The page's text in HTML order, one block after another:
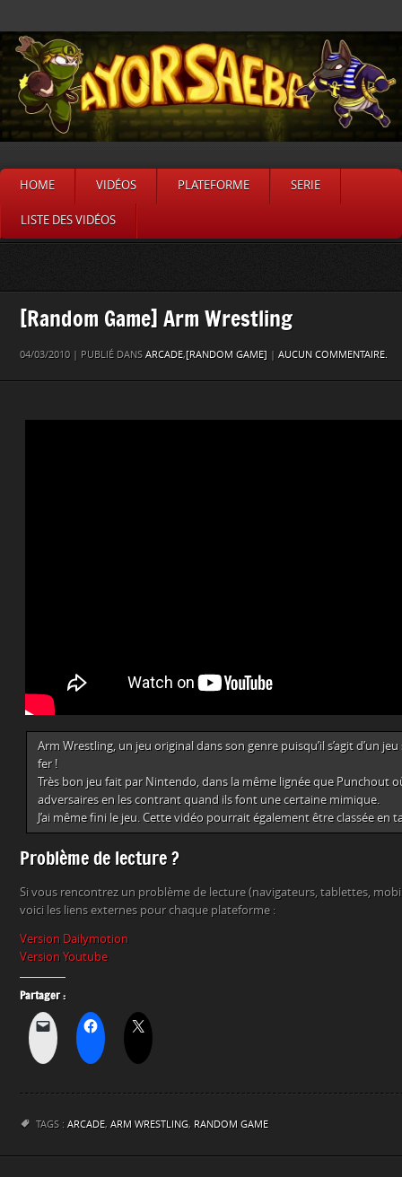
HOME VIDÉOS PLATEFORME SERIE
LISTE DES VIDÉOS
[Random Game] Arm Wrestling
04/03/2010 | PUBLIÉ DANS ARCADE,[RANDOM GAME] AUCUN COMMENTAIRE.
Arm Wrestling, un jeu original dans son genre puisqu’il s’agit d’un
fer !
Très bon jeu fait par Nintendo, dans la même lignée que Punchout
adversaires en les contrant quand ils font une certaine mimique.
J’ai même fini le jeu. Cette vidéo pourrait également être classée en
Problème de lecture ?
Si vous rencontrez un problème de lecture (navigateurs, tablettes,
voici les liens externes pour chaque plateforme :
Version Dailymotion
Version Youtube
Partager :
TAGS : ARCADE, ARM WRESTLING, RANDOM GAME